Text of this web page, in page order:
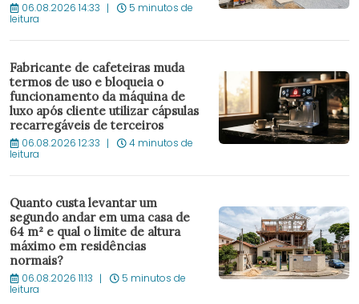
06.08.2026 14:33 5 minutos de
leitura
Fabricante de cafeteiras muda
termos de uso e bloqueia o
funcionamento da máquina de
luxo após cliente utilizar cápsulas
recarregáveis de terceiros
06.08.2026 12:33 4 minutos de
leitura
Quanto custa levantar um
segundo andar em uma casa de
64 m² e qual o limite de altura
máximo em residências
normais?
06.08.2026 11:13 5 minutos de
leitura